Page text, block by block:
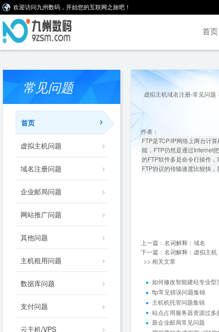
欢迎访问九州数码，开始您的互联网之旅吧！
首页
常见问题
首页
虚拟主机问题
域名注册问题
企业邮局问题
网站推广问题
其他问题
主机租用问题
数据库问题
支付问题
云主机/VPS
虚拟主机域名注册-常见问题
作者：
FTP是TCP/IP网络上两台计
能，FTP仍然是通过Internet
的FTP软件多是命令行操作
FTP协议的传输速度比较快
上一篇： 名词解释：域名
下一篇： 名词解释：虚拟主机
>> 相关文章
如何修改智能建站专业型
ftp常见错误问题集锦
主机机托管问题集锦
站点占用服务器资源过多
新企业邮局常见问题